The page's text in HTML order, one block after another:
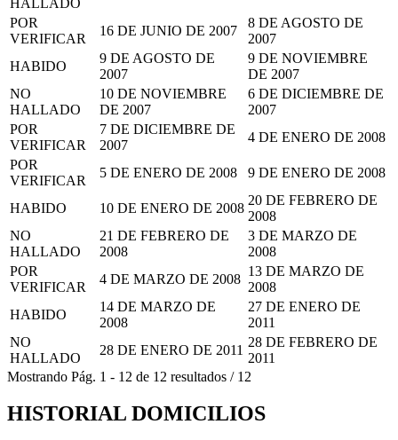
POR
VERIFICAR
16 DE JUNIO DE 2007
8 DE AGOSTO DE
2007
HABIDO
9 DE AGOSTO DE
2007
9 DE NOVIEMBRE
DE 2007
NO
HALLADO
10 DE NOVIEMBRE
DE 2007
6 DE DICIEMBRE DE
2007
POR
VERIFICAR
7 DE DICIEMBRE DE
2007
4 DE ENERO DE 2008
POR
VERIFICAR
5 DE ENERO DE 2008 9 DE ENERO DE 2008
HABIDO 10 DE ENERO DE 2008
20 DE FEBRERO DE
2008
NO
HALLADO
21 DE FEBRERO DE
2008
3 DE MARZO DE
2008
POR
VERIFICAR
4 DE MARZO DE 2008
13 DE MARZO DE
2008
HABIDO
14 DE MARZO DE
2008
27 DE ENERO DE
2011
NO
HALLADO
28 DE ENERO DE 2011
28 DE FEBRERO DE
2011
Mostrando Pág. 1 - 12 de 12 resultados / 12
HISTORIAL DOMICILIOS